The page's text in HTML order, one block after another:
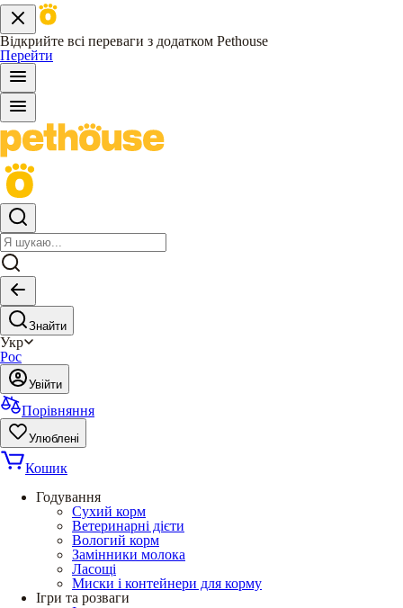
Відкрийте всі переваги з додатком Pethouse
Перейти
Знайти
Укр
Рос
Увійти
Порівняння
Улюблені
Кошик
Годування
Сухий корм
Ветеринарні дієти
Вологий корм
Замінники молока
Ласощі
Миски і контейнери для корму
Ігри та розваги